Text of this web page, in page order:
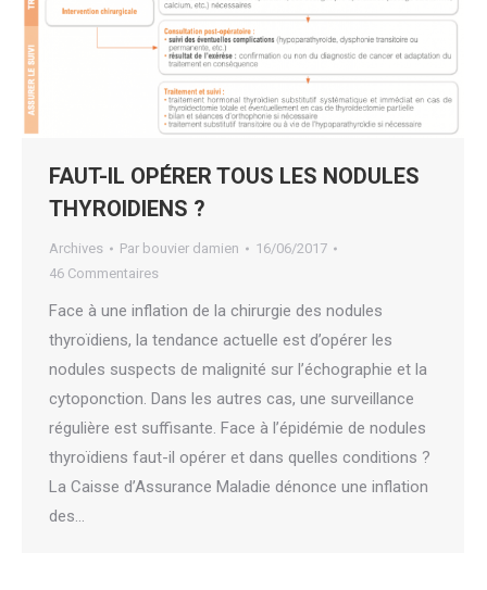
FAUT-IL OPÉRER TOUS LES NODULES
THYROIDIENS ?
Archives Par bouvier damien
16/06/2017
46 Commentaires
Face à une inflation de la chirurgie des nodules
thyroïdiens, la tendance actuelle est d’opérer les
nodules suspects de malignité sur l’échographie et la
cytoponction. Dans les autres cas, une surveillance
régulière est suffisante. Face à l’épidémie de nodules
thyroïdiens faut-il opérer et dans quelles conditions ?
La Caisse d’Assurance Maladie dénonce une inflation
des…